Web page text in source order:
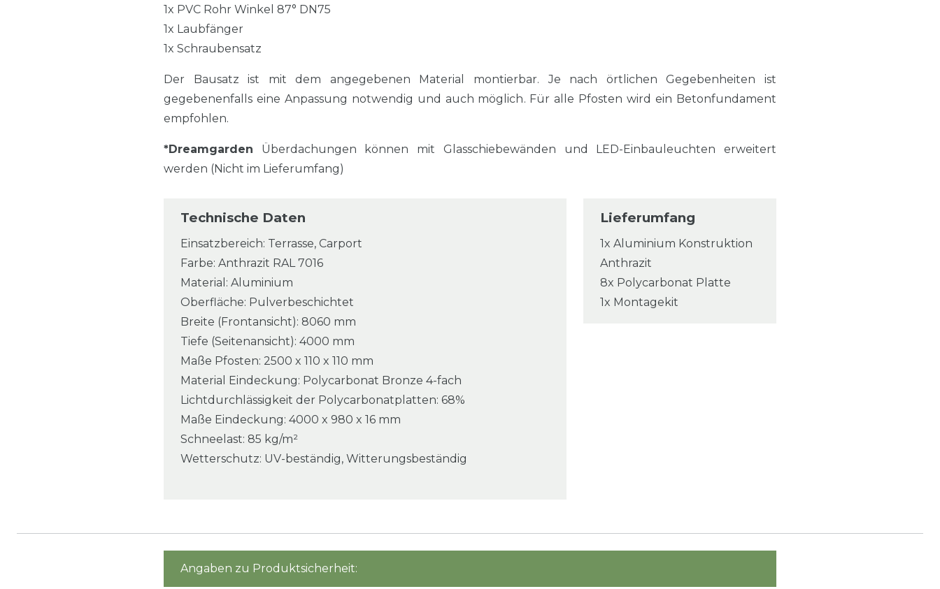
1x PVC Rohr Winkel 87° DN75
1x Laubfänger
1x Schraubensatz
Der Bausatz ist mit dem angegebenen Material montierbar. Je nach örtlichen Gegebenheiten ist
gegebenenfalls eine Anpassung notwendig und auch möglich. Für alle Pfosten wird ein Betonfundament
empfohlen.
*Dreamgarden Überdachungen können mit Glasschiebewänden und LED-Einbauleuchten erweitert
werden (Nicht im Lieferumfang)
Technische Daten
Einsatzbereich: Terrasse, Carport
Farbe: Anthrazit RAL 7016
Material: Aluminium
Oberfläche: Pulverbeschichtet
Breite (Frontansicht): 8060 mm
Tiefe (Seitenansicht): 4000 mm
Maße Pfosten: 2500 x 110 x 110 mm
Material Eindeckung: Polycarbonat Bronze 4-fach
Lichtdurchlässigkeit der Polycarbonatplatten: 68%
Maße Eindeckung: 4000 x 980 x 16 mm
Schneelast: 85 kg/m²
Wetterschutz: UV-beständig, Witterungsbeständig
Lieferumfang
1x Aluminium Konstruktion
Anthrazit
8x Polycarbonat Platte
1x Montagekit
Angaben zu Produktsicherheit: